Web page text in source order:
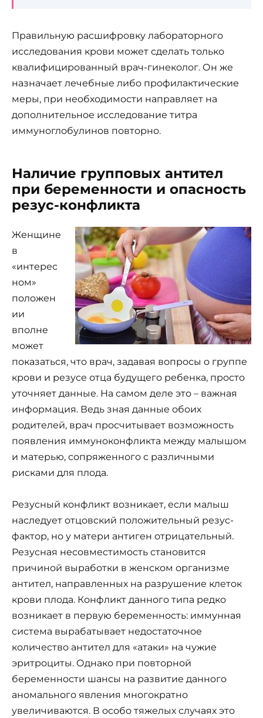
Правильную расшифровку лабораторного
исследования крови может сделать только
квалифицированный врач-гинеколог. Он же
назначает лечебные либо профилактические
меры, при необходимости направляет на
дополнительное исследование титра
иммуноглобулинов повторно.
Наличие групповых антител
при беременности и опасность
резус-конфликта
Женщине
в
«интерес
ном»
положен
ии
вполне
может
показаться, что врач, задавая вопросы о группе
крови и резусе отца будущего ребенка, просто
уточняет данные. На самом деле это – важная
информация. Ведь зная данные обоих
родителей, врач просчитывает возможность
появления иммуноконфликта между малышом
и матерью, сопряженного с различными
рисками для плода.
Резусный конфликт возникает, если малыш
наследует отцовский положительный резус-
фактор, но у матери антиген отрицательный.
Резусная несовместимость становится
причиной выработки в женском организме
антител, направленных на разрушение клеток
крови плода. Конфликт данного типа редко
возникает в первую беременность: иммунная
система вырабатывает недостаточное
количество антител для «атаки» на чужие
эритроциты. Однако при повторной
беременности шансы на развитие данного
аномального явления многократно
увеличиваются. В особо тяжелых случаях это